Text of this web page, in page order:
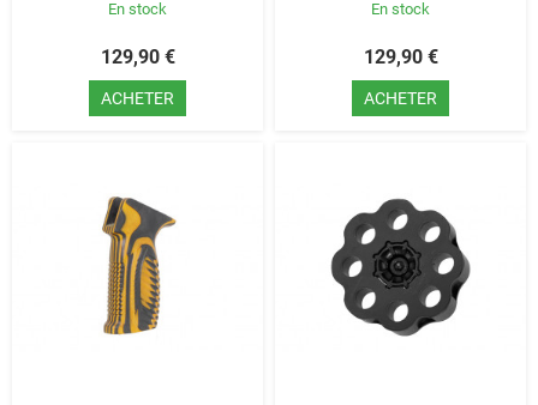
En stock
129,90 €
ACHETER
En stock
129,90 €
ACHETER